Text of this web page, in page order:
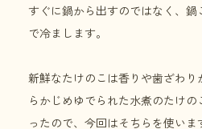
すぐに鍋から出すのではなく、
で冷まします。
新鮮なたけのこは香りや歯ざわ
らかじめゆでられた水煮のたけ
ったので、今回はそちらを使いま